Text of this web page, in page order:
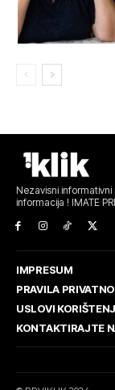
Nezavisni
informacija ! IMATE
IMPRESUM
PRAVILA
USLOVI
KONTAKTIRAJTE